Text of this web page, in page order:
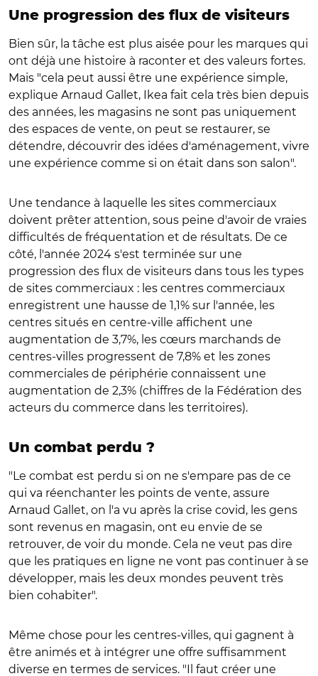
Une progression des flux de visiteurs
Bien sûr, la tâche est plus aisée pour les marques qui
ont déjà une histoire à raconter et des valeurs fortes.
Mais "cela peut aussi être une expérience simple,
explique Arnaud Gallet, Ikea fait cela très bien depuis
des années, les magasins ne sont pas uniquement
des espaces de vente, on peut se restaurer, se
détendre, découvrir des idées d'aménagement, vivre
une expérience comme si on était dans son salon".
Une tendance à laquelle les sites commerciaux
doivent prêter attention, sous peine d'avoir de vraies
difficultés de fréquentation et de résultats. De ce
côté, l'année 2024 s'est terminée sur une
progression des flux de visiteurs dans tous les types
de sites commerciaux : les centres commerciaux
enregistrent une hausse de 1,1% sur l'année, les
centres situés en centre-ville affichent une
augmentation de 3,7%, les cœurs marchands de
centres-villes progressent de 7,8% et les zones
commerciales de périphérie connaissent une
augmentation de 2,3% (chiffres de la Fédération des
acteurs du commerce dans les territoires).
Un combat perdu ?
"Le combat est perdu si on ne s'empare pas de ce
qui va réenchanter les points de vente, assure
Arnaud Gallet, on l'a vu après la crise covid, les gens
sont revenus en magasin, ont eu envie de se
retrouver, de voir du monde. Cela ne veut pas dire
que les pratiques en ligne ne vont pas continuer à se
développer, mais les deux mondes peuvent très
bien cohabiter".
Même chose pour les centres-villes, qui gagnent à
être animés et à intégrer une offre suffisamment
diverse en termes de services. "Il faut créer une